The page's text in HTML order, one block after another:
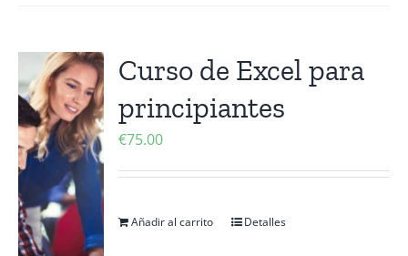
Curso de Excel para
principiantes
€75.00
Añadir al carrito Detalles